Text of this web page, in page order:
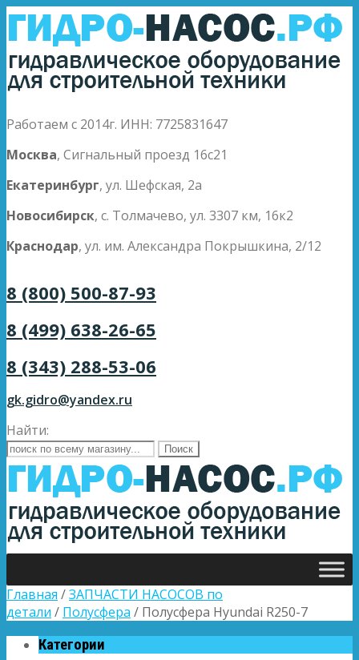
Работаем с 2014г. ИНН: 7725831647
Москва, Сигнальный проезд 16с21
Екатеринбург, ул. Шефская, 2а
Новосибирск, с. Толмачево, ул. 3307 км, 16к2
Краснодар, ул. им. Александра Покрышкина, 2/12
8 (800) 500-87-93
8 (499) 638-26-65
8 (343) 288-53-06
gk.gidro@yandex.ru
Найти:
Главная /ЗАПЧАСТИ НАСОСОВ по
детали / Полусфера / Полусфера Hyundai R250-7
Категории